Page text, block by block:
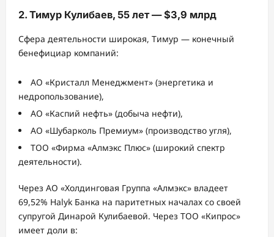
2. Тимур Кулибаев, 55 лет — $3,9 млрд
Сфера деятельности широкая, Тимур — конечный
бенефициар компаний:
АО «Кристалл Менеджмент» (энергетика и
недропользование),
АО «Каспий нефть» (добыча нефти),
АО «Шубарколь Премиум» (производство угля),
ТОО «Фирма «Алмэкс Плюс» (широкий спектр
деятельности).
Через АО «Холдинговая Группа «Алмэкс» владеет
69,52% Halyk Банка на паритетных началах со своей
супругой Динарой Кулибаевой. Через ТОО «Кипрос»
имеет доли в: